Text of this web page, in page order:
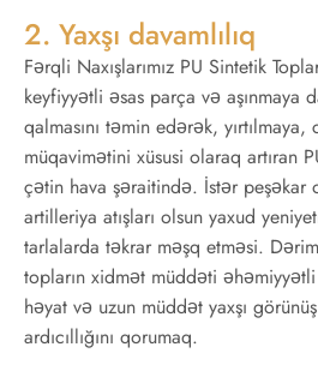
2. Yaxşı davamlılıq
Fərqli Naxışlarımız PU Sintetik
keyfiyyətli əsas parça və aşınmaya
qalmasını təmin edərək, yırtılmaya,
müqavimətini xüsusi olaraq artıran
çətin hava şəraitində. İstər peşəkar
artilleriya atışları olsun yaxud
tarlalarda təkrar məşq etməsi.
topların xidmət müddəti
həyat və uzun müddət yaxşı
ardıcıllığını qorumaq.